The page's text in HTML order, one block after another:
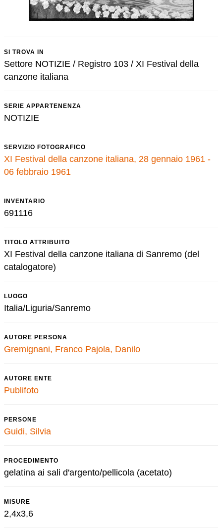
SI TROVA IN
Settore NOTIZIE / Registro 103 / XI Festival della
canzone italiana
SERIE APPARTENENZA
NOTIZIE
SERVIZIO FOTOGRAFICO
XI Festival della canzone italiana, 28 gennaio 1961 -
06 febbraio 1961
INVENTARIO
691116
TITOLO ATTRIBUITO
XI Festival della canzone italiana di Sanremo (del
catalogatore)
LUOGO
Italia/Liguria/Sanremo
AUTORE PERSONA
Gremignani, Franco Pajola, Danilo
AUTORE ENTE
Publifoto
PERSONE
Guidi, Silvia
PROCEDIMENTO
gelatina ai sali d'argento/pellicola (acetato)
MISURE
2,4x3,6